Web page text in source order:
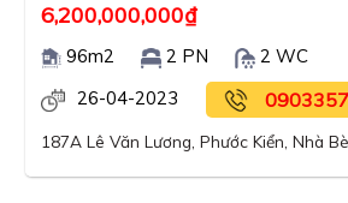
6,200,000,000₫
96m2 2 PN
2 WC
26-04-2023
187A Lê Văn Lương, Phước Kiển, Nhà